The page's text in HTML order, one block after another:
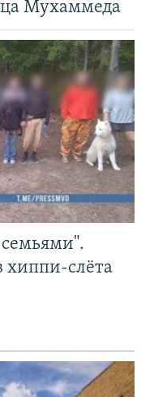
Мухаммеда
хиппи-слёта